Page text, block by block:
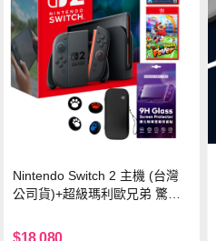
Nintendo Switch 2 主機 (台灣
公司貨)+超級瑪利歐兄弟 驚奇
球 狂熱 中文版
$18,080